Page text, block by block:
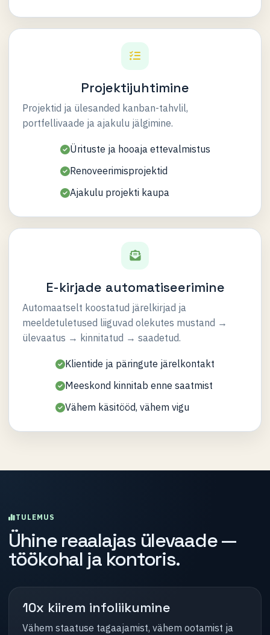
Projektijuhtimine
Projektid ja ülesanded kanban-tahvlil,
portfellivaade ja ajakulu jälgimine.
Ürituste ja hooaja ettevalmistus
Renoveerimisprojektid
Ajakulu projekti kaupa
E-kirjade automatiseerimine
Automaatselt koostatud järelkirjad ja
meeldetuletused liiguvad olekutes mustand →
ülevaatus → kinnitatud → saadetud.
Klientide ja päringute järelkontakt
Meeskond kinnitab enne saatmist
Vähem käsitööd, vähem vigu
TULEMUS
Ühine reaalajas ülevaade —
töökohal ja kontoris.
10x kiirem infoliikumine
Vähem staatuse tagaajamist, vähem ootamist ja